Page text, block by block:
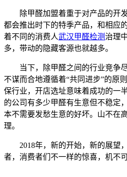
除甲醛加盟着重于对产品的开发
都会推出时下的特季产品，和相应
着不同的消费人武汉甲醛检测 治理
多，带动的隐藏客源也就越多。
当下，除甲醛之间的行业竞争尽
不谋而合地遵循着“共同进步”的原
保行业，开店选址意味着成功的一
的公司有多少甲醛有生意但不稳定
本不需要发愁生意的好坏。山不在
理。
2018年，新的开始，新的展望
者，消费者们不一样的惊喜，机不